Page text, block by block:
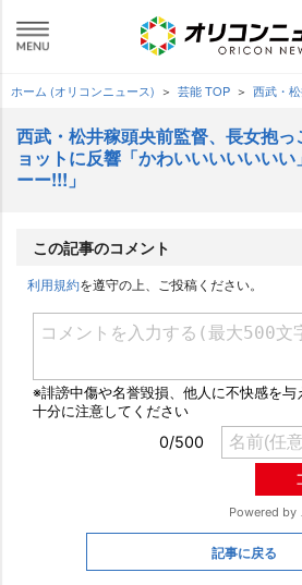
ホーム (オリコンニュース) 芸能 TOP 西武・
西武・松井稼頭央前監督、長女抱
ョットに反響「かわいいいいいい
ーー!!!」
この記事のコメント
利用規約を遵守の上、ご投稿ください。
記事に戻る